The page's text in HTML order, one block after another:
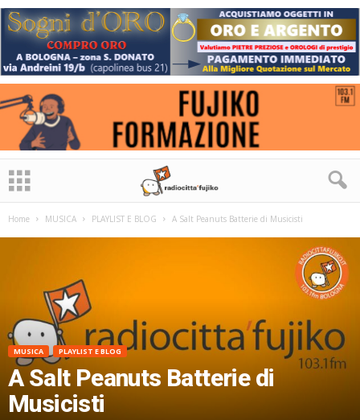
Home MUSICA PLAYLIST E BLOG A Salt Peanuts Batterie di Musicisti
MUSICA PLAYLIST E BLOG
A Salt Peanuts Batterie di
Musicisti